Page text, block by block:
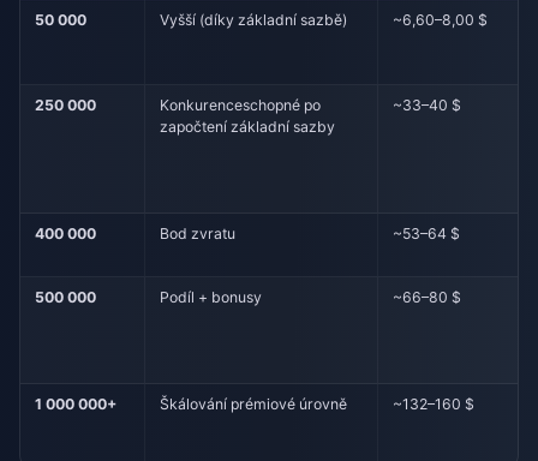
50 000 Vyšší (díky základní sazbě) ~6,60–8,00 $
250 000
Konkurenceschopné po
započtení základní sazby
~33–40 $
400 000 Bod zvratu ~53–64 $
500 000 Podíl + bonusy ~66–80 $
1 000 000+ Škálování prémiové úrovně ~132–160 $